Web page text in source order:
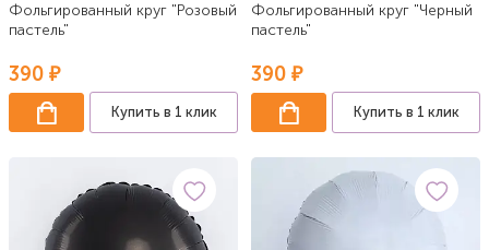
Фольгированный круг "Розовый
пастель"
390 ₽
Купить в 1 клик
Фольгированный круг "Черный
пастель"
390 ₽
Купить в 1 клик